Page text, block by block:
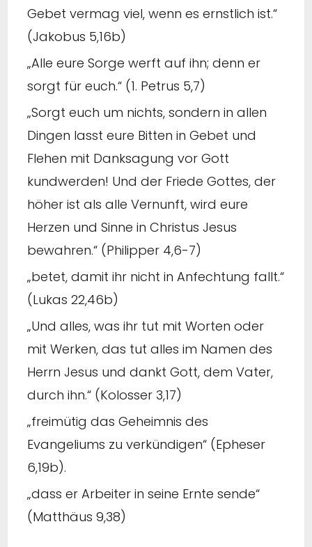
Gebet vermag viel, wenn es ernstlich ist.“
(Jakobus 5,16b)
„Alle eure Sorge werft auf ihn; denn er
sorgt für euch.“ (1. Petrus 5,7)
„Sorgt euch um nichts, sondern in allen
Dingen lasst eure Bitten in Gebet und
Flehen mit Danksagung vor Gott
kundwerden! Und der Friede Gottes, der
höher ist als alle Vernunft, wird eure
Herzen und Sinne in Christus Jesus
bewahren.“ (Philipper 4,6-7)
„betet, damit ihr nicht in Anfechtung fallt.“
(Lukas 22,46b)
„Und alles, was ihr tut mit Worten oder
mit Werken, das tut alles im Namen des
Herrn Jesus und dankt Gott, dem Vater,
durch ihn.“ (Kolosser 3,17)
„freimütig das Geheimnis des
Evangeliums zu verkündigen“ (Epheser
6,19b).
„dass er Arbeiter in seine Ernte sende“
(Matthäus 9,38)